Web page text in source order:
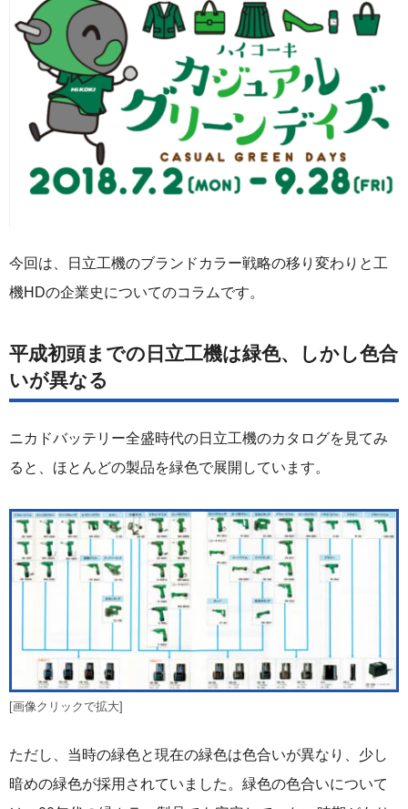
今回は、日立工機のブランドカラー戦略の移り変わりと工
機HDの企業史についてのコラムです。
平成初頭までの日立工機は緑色、しかし色合
いが異なる
ニカドバッテリー全盛時代の日立工機のカタログを見てみ
ると、ほとんどの製品を緑色で展開しています。
[画像クリックで拡大]
ただし、当時の緑色と現在の緑色は色合いが異なり、少し
暗めの緑色が採用されていました。緑色の色合いについて